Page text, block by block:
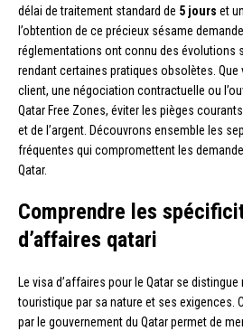
délai de traitement standard de 5 jours et
l’obtention de ce précieux sésame
réglementations ont connu des évolutions
rendant certaines pratiques obsolètes.
client, une négociation contractuelle ou
Qatar Free Zones, éviter les pièges
et de l’argent. Découvrons ensemble les
fréquentes qui compromettent les
Qatar.
Comprendre les
d’affaires qatari
Le visa d’affaires pour le Qatar se
touristique par sa nature et ses exigences.
par le gouvernement du Qatar permet de